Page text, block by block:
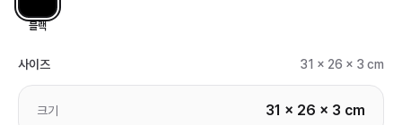
블랙
사이즈 31 x 26 x 3 cm
크기 31 x 26 x 3 cm